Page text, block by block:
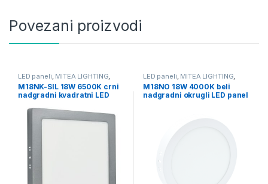
Povezani proizvodi
LED paneli MITEA LIGHTING
Nadgradni,Tehnička rasveta
M18NK-SIL 18W 6500K crni
nadgradni kvadratni LED
LED paneli MITEA LIGHTING
Nadgradni ,Tehnička rasveta
M18NO 18W 4000K beli
nadgradni okrugli LED panel